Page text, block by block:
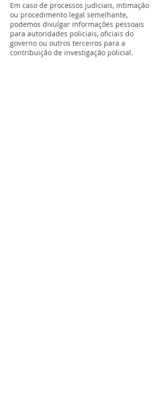
Em caso de processos judiciais, intimação
ou procedimento legal semelhante,
podemos divulgar informações pessoais
para autoridades policiais, oficiais do
governo ou outros terceiros para a
contribuição de investigação policial.